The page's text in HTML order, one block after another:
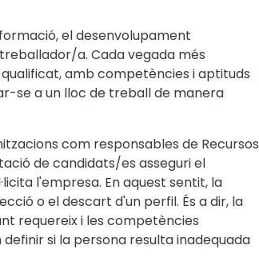
el desenvolupament
a. Cada vegada més
amb competències i aptituds
se a un lloc de treball de manera
com responsables de Recursos
de candidats/es asseguri el
l'empresa. En aquest sentit, la
o el descart d'un perfil. És a dir, la
requereix i les competències
si la persona resulta inadequada